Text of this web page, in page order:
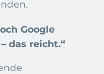
Google
das reicht.“